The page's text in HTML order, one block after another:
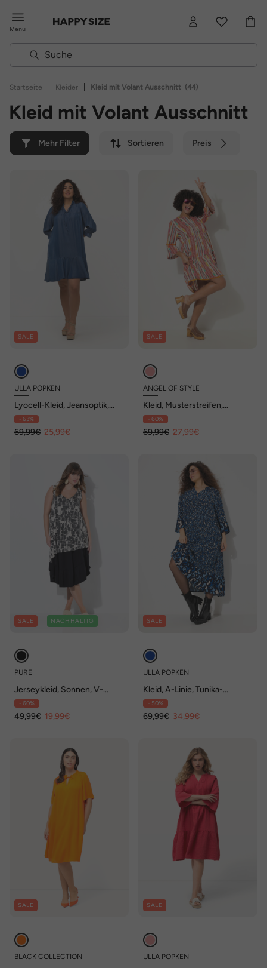
Menü
Startseite | Kleider | Kleid mit Volant Ausschnitt (44)
Kleid mit Volant Ausschnitt
Mehr Filter Sortieren Preis
SALE
ULLA POPKEN
Lyocell-Kleid, Jeansoptik,
Tunika-Ausschnitt, 3/4-Arm
- 63%
69,99€ 25,99€
SALE
ANGEL OF STYLE
Kleid, Musterstreifen,
Knopfleiste, Volants, 3/4-
Ärmel
- 60%
69,99€ 27,99€
SALE NACHHALTIG
PURE
Jerseykleid, Sonnen, V-
Ausschnitt, ärmellos,
Biobaumwolle
- 60%
49,99€ 19,99€
SALE
ULLA POPKEN
Kleid, A-Linie, Tunika-
Ausschnitt, 3/4-Volantarm
- 50%
69,99€ 34,99€
SALE
BLACK COLLECTION
SALE
ULLA POPKEN